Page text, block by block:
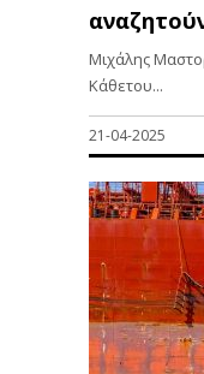
Μιχάλης
Κάθετου...
21-04-2025